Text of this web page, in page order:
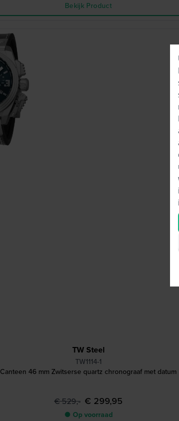
Bekijk Product
TW Steel
TW1114-1
Canteen 46 mm Zwitserse quartz chronograaf met datum
€ 529,- € 299,95
● Op voorraad